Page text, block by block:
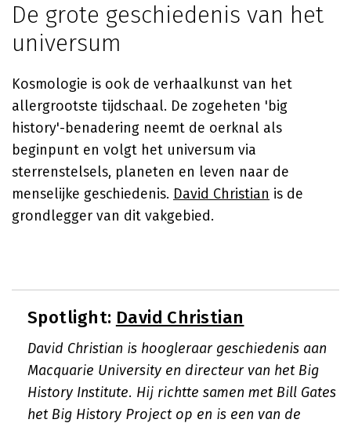
De grote geschiedenis van het
universum
Kosmologie is ook de verhaalkunst van het
allergrootste tijdschaal. De zogeheten 'big
history'-benadering neemt de oerknal als
beginpunt en volgt het universum via
sterrenstelsels, planeten en leven naar de
menselijke geschiedenis. David Christian is de
grondlegger van dit vakgebied.
Spotlight: David Christian
David Christian is hoogleraar geschiedenis aan
Macquarie University en directeur van het Big
History Institute. Hij richtte samen met Bill Gates
het Big History Project op en is een van de